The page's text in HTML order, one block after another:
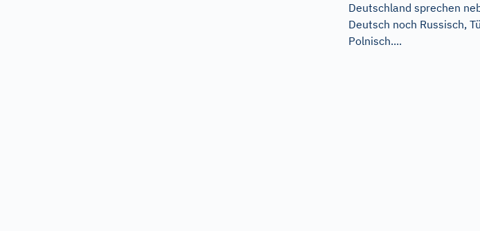
Deutschland sprechen
Deutsch noch Russisch,
Polnisch....